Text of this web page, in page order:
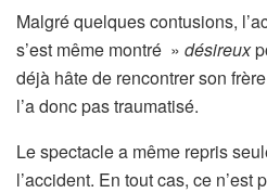
Malgré quelques contusions,
s’est même montré » désireux
déjà hâte de rencontrer son
l’a donc pas traumatisé.
Le spectacle a même repris
l’accident. En tout cas, ce n’est